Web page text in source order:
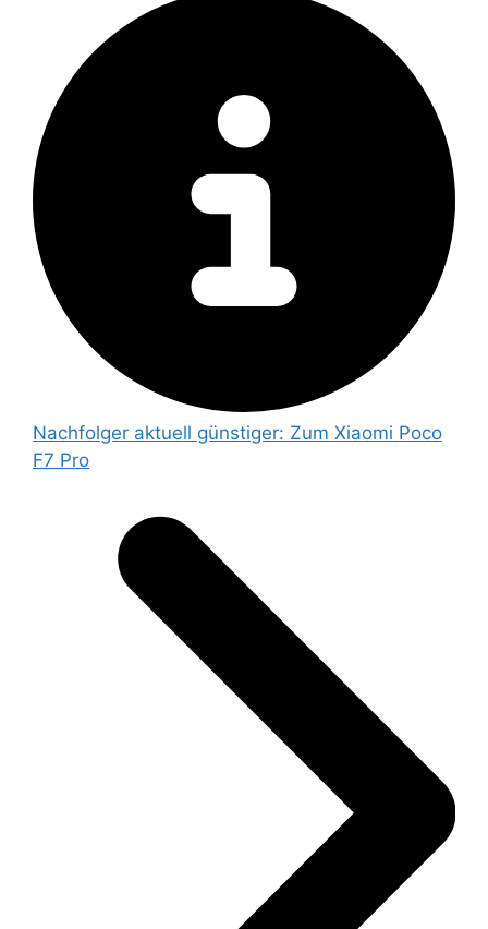
Nachfolger aktuell günstiger: Zum Xiaomi Poco
F7 Pro